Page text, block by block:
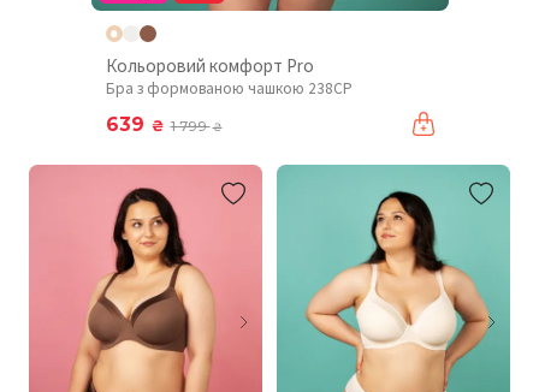
Кольоровий комфорт Pro
Бра з формованою чашкою 238CP
639 ₴ 1 799₴